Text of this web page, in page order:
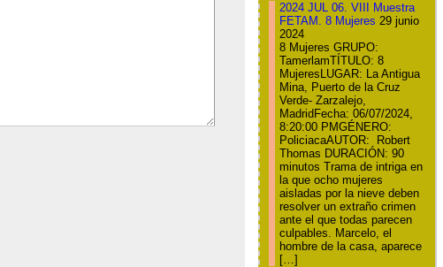
2024 JUL 06. VIII Muestra
FETAM. 8 Mujeres 29 junio
2024
8 Mujeres GRUPO:
TamerlamTÍTULO: 8
MujeresLUGAR: La Antigua
Mina, Puerto de la Cruz
Verde- Zarzalejo,
MadridFecha: 06/07/2024,
8:20:00 PMGÉNERO:
PoliciacaAUTOR: Robert
Thomas DURACIÓN: 90
minutos Trama de intriga en
la que ocho mujeres
aisladas por la nieve deben
resolver un extraño crimen
ante el que todas parecen
culpables. Marcelo, el
hombre de la casa, aparece
[…]